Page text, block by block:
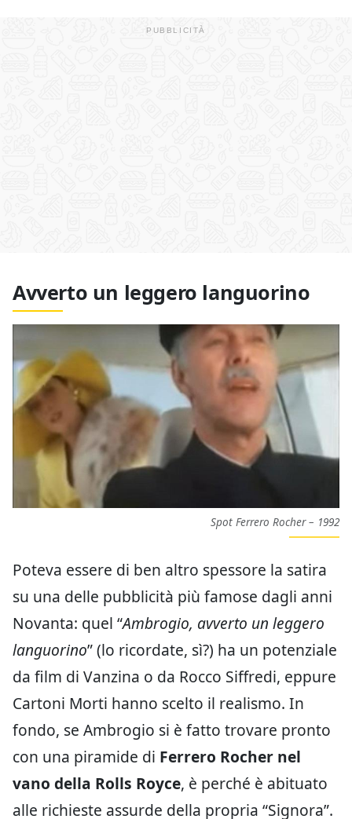
Avverto un leggero languorino
Spot Ferrero Rocher – 1992
Poteva essere di ben altro spessore la satira
su una delle pubblicità più famose dagli anni
Novanta: quel “Ambrogio, avverto un leggero
languorino” (lo ricordate, sì?) ha un potenziale
da film di Vanzina o da Rocco Siffredi, eppure
Cartoni Morti hanno scelto il realismo. In
fondo, se Ambrogio si è fatto trovare pronto
con una piramide di Ferrero Rocher nel
vano della Rolls Royce, è perché è abituato
alle richieste assurde della propria “Signora”.